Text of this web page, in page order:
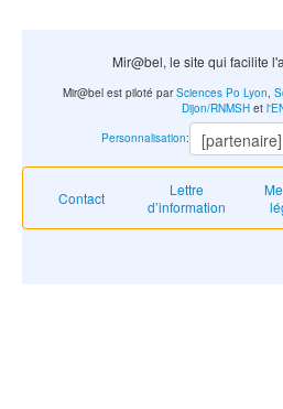
Mir@bel, le site qui facilite
Contact
Lettre
d’information
Mir@bel est piloté parSciences Po Lyon,
Dijon/RNMSH et
Personnalisation: